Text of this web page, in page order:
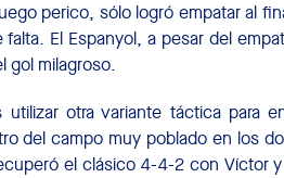
perico, sólo logró empatar al
El Espanyol, a pesar del
gol milagroso.
otra variante táctica para
del campo muy poblado en los
el clásico 4-4-2 con Víctor